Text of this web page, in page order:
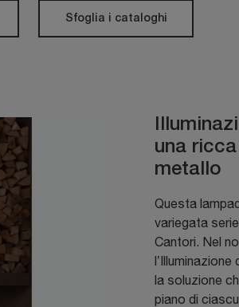
Sfoglia i cataloghi
una
metallo
Questa
variegata
Cantori. Nel
la soluzione
piano di